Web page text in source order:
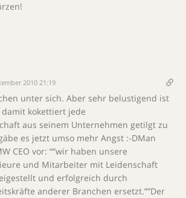
2010 21:19
unter sich. Aber sehr belustigend ist
kokettiert jede
aus seinem Unternehmen getilgt zu
es jetzt umso mehr Angst :-DMan
CEO vor: “”wir haben unsere
und Mitarbeiter mit Leidenschaft
und erfolgreich durch
anderer Branchen ersetzt.””Der